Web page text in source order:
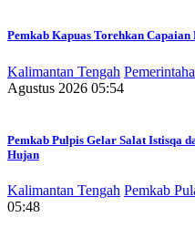
Pemkab Kapuas Torehkan
Kalimantan Tengah
Agustus 2026 05:54
Pemkab Pulpis Gelar Salat Istisqa
Hujan
Kalimantan Tengah Pemkab
05:48